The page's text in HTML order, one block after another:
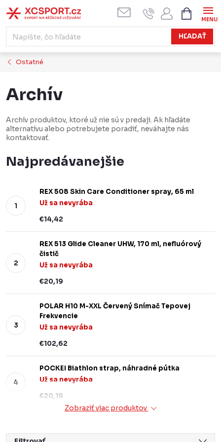
na
obsah
HĽADAŤ
KOŠÍK
Ostatné
Archív
Archív produktov, ktoré už nie sú v predaji. Ak hľadáte
alternatívu alebo potrebujete poradiť, neváhajte nás
kontaktovať.
Najpredávanejšie
REX 508 Skin Care Conditioner spray, 65 ml
Už sa nevyrába
€14,42
REX 513 Glide Cleaner UHW, 170 ml, nefluórový
čistič
Už sa nevyrába
€20,19
POLAR H10 M-XXL Červený Snímač Tepovej
Frekvencie
Už sa nevyrába
€102,62
POCKEI Biathlon strap, náhradné pútka
Už sa nevyrába
€20,19
Zobraziť viac produktov